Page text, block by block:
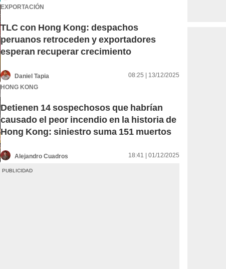
EXPORTACIÓN
TLC con Hong Kong: despachos
peruanos retroceden y exportadores
esperan recuperar crecimiento
Daniel Tapia
08:25 | 13/12/2025
HONG KONG
Detienen 14 sospechosos que habrían
causado el peor incendio en la historia de
Hong Kong: siniestro suma 151 muertos
Alejandro Cuadros 18:41 | 01/12/2025